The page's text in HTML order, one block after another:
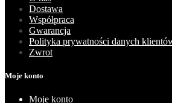
Dostawa
Współpraca
Gwarancja
Polityka prywatności danych
Zwrot
Moje konto
Moje konto